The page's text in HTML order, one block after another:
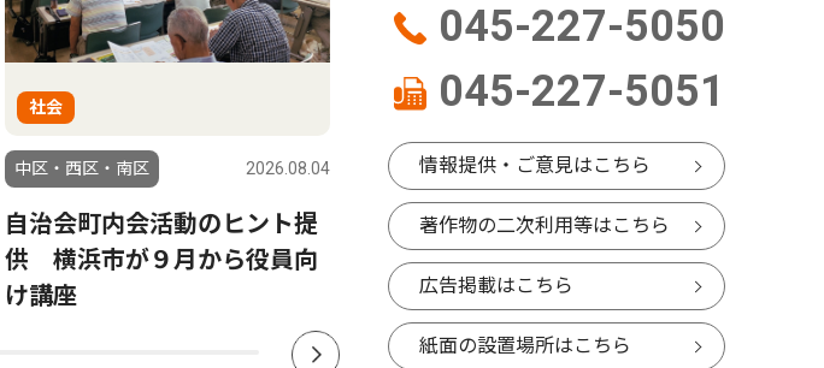
社会
中区・西区・南区 2026.08.04
自治会町内会活動のヒント提
供 横浜市が９月から役員向
け講座
文化
中区・西区・南区 2026.08.06
「ゆず色」のオシロイバナ
ファン通じ、横浜から全国へ
南区・吉
ぐ 南警
045-227-5050
045-227-5051
情報提供・ご意見はこちら
著作物の二次利用等はこちら
広告掲載はこちら
紙面の設置場所はこちら